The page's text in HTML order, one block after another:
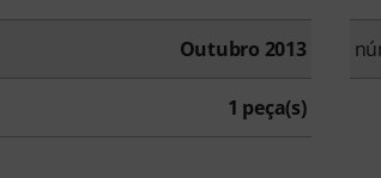
Outubro 2013
1 peça(s)